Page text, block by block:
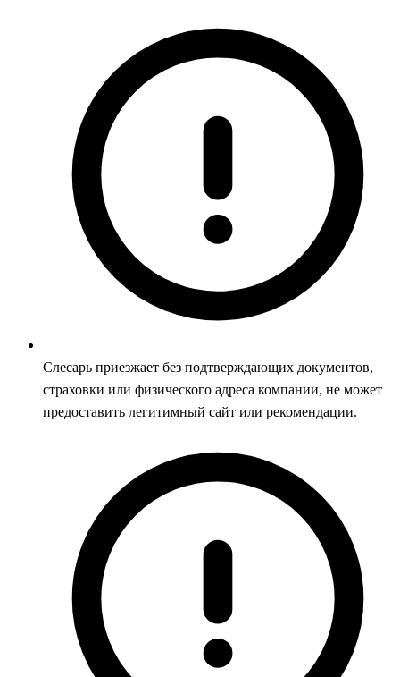
Слесарь приезжает без подтверждающих документов,
страховки или физического адреса компании, не может
предоставить легитимный сайт или рекомендации.